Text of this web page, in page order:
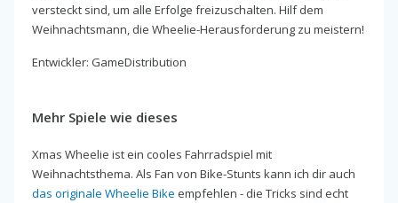
versteckt sind, um alle Erfolge freizuschalten. Hilf dem
Weihnachtsmann, die Wheelie-Herausforderung zu meistern!
Entwickler: GameDistribution
Mehr Spiele wie dieses
Xmas Wheelie ist ein cooles Fahrradspiel mit
Weihnachtsthema. Als Fan von Bike-Stunts kann ich dir auch
das originale Wheelie Bike empfehlen - die Tricks sind echt